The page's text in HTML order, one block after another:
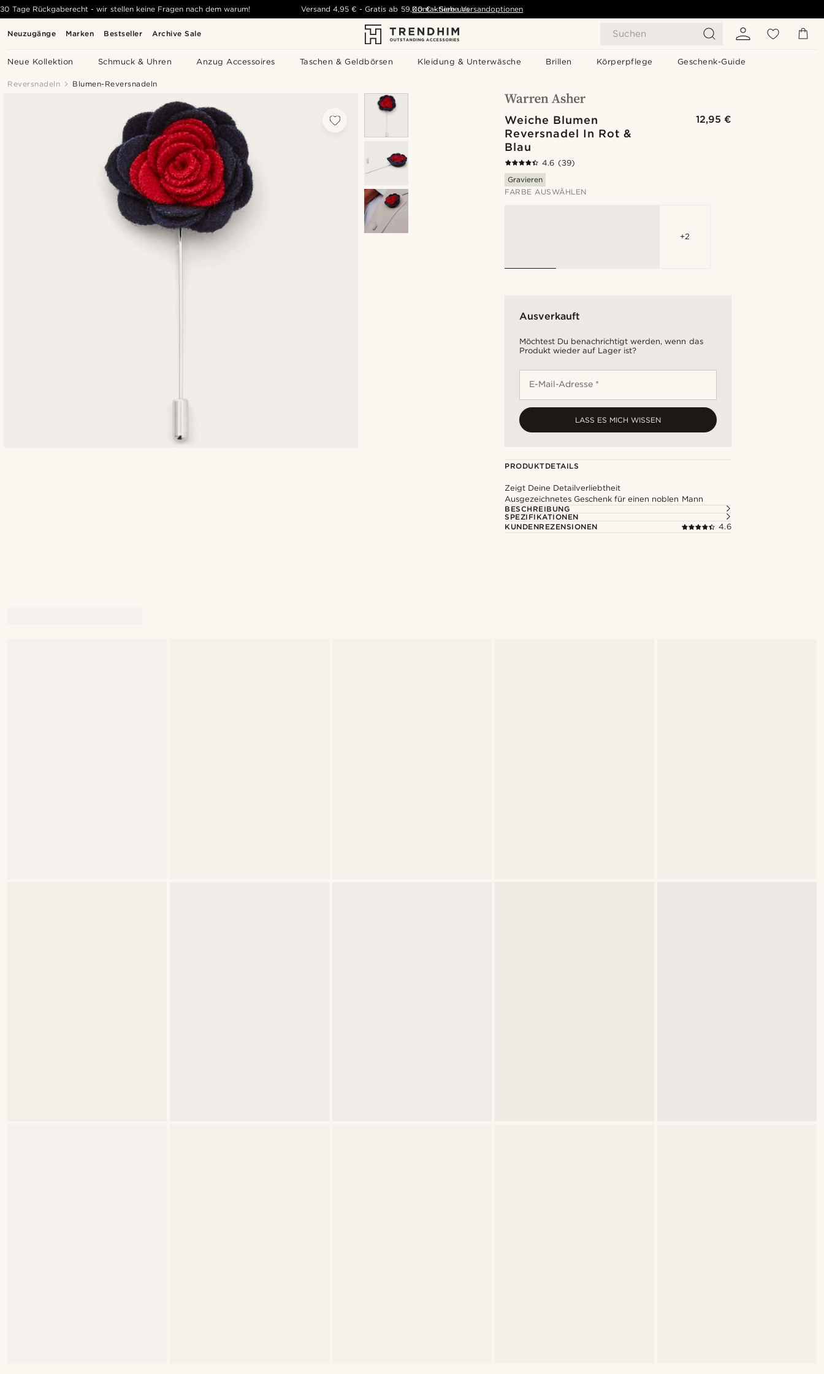
Neuzugänge Marken Bestseller Archive Sale Suchen
Neue Kollektion Schmuck & Uhren Anzug Accessoires Taschen & Geldbörsen Kleidung & Unterwäsche Brillen Körperpflege Geschenk-Guide
30 Tage Rückgaberecht - wir stellen keine Fragen nach dem warum! Versand 4,95 € -Gratis ab 59,00 € - Siehe Versandoptionen
Kontaktiere uns
Reversnadeln Blumen-Reversnadeln
Weiche Blumen
Reversnadel In Rot &
Blau
12,95 €
4.6 (39)
Gravieren
FARBE AUSWÄHLEN
+2
Ausverkauft
Möchtest Du benachrichtigt werden, wenn das
Produkt wieder auf Lager ist?
E-Mail-Adresse *
LASS ES MICH WISSEN
PRODUKTDETAILS
Zeigt Deine Detailverliebtheit
Ausgezeichnetes Geschenk für einen noblen Mann
BESCHREIBUNG
SPEZIFIKATIONEN
KUNDENREZENSIONEN
4.6